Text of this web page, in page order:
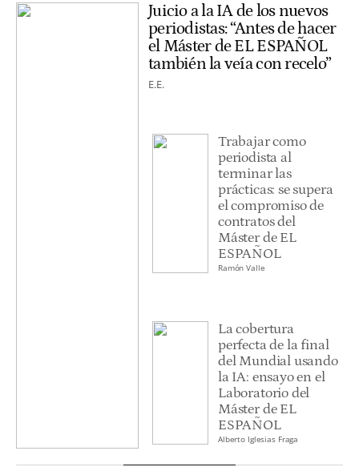
Juicio a la IA de los nuevos
periodistas: “Antes de hacer
el Máster de EL ESPAÑOL
también la veía con recelo”
E.E.
Trabajar como
periodista al
terminar las
prácticas: se supera
el compromiso de
contratos del
Máster de EL
ESPAÑOL
Ramón Valle
La cobertura
perfecta de la final
del Mundial usando
la IA: ensayo en el
Laboratorio del
Máster de EL
ESPAÑOL
Alberto Iglesias Fraga